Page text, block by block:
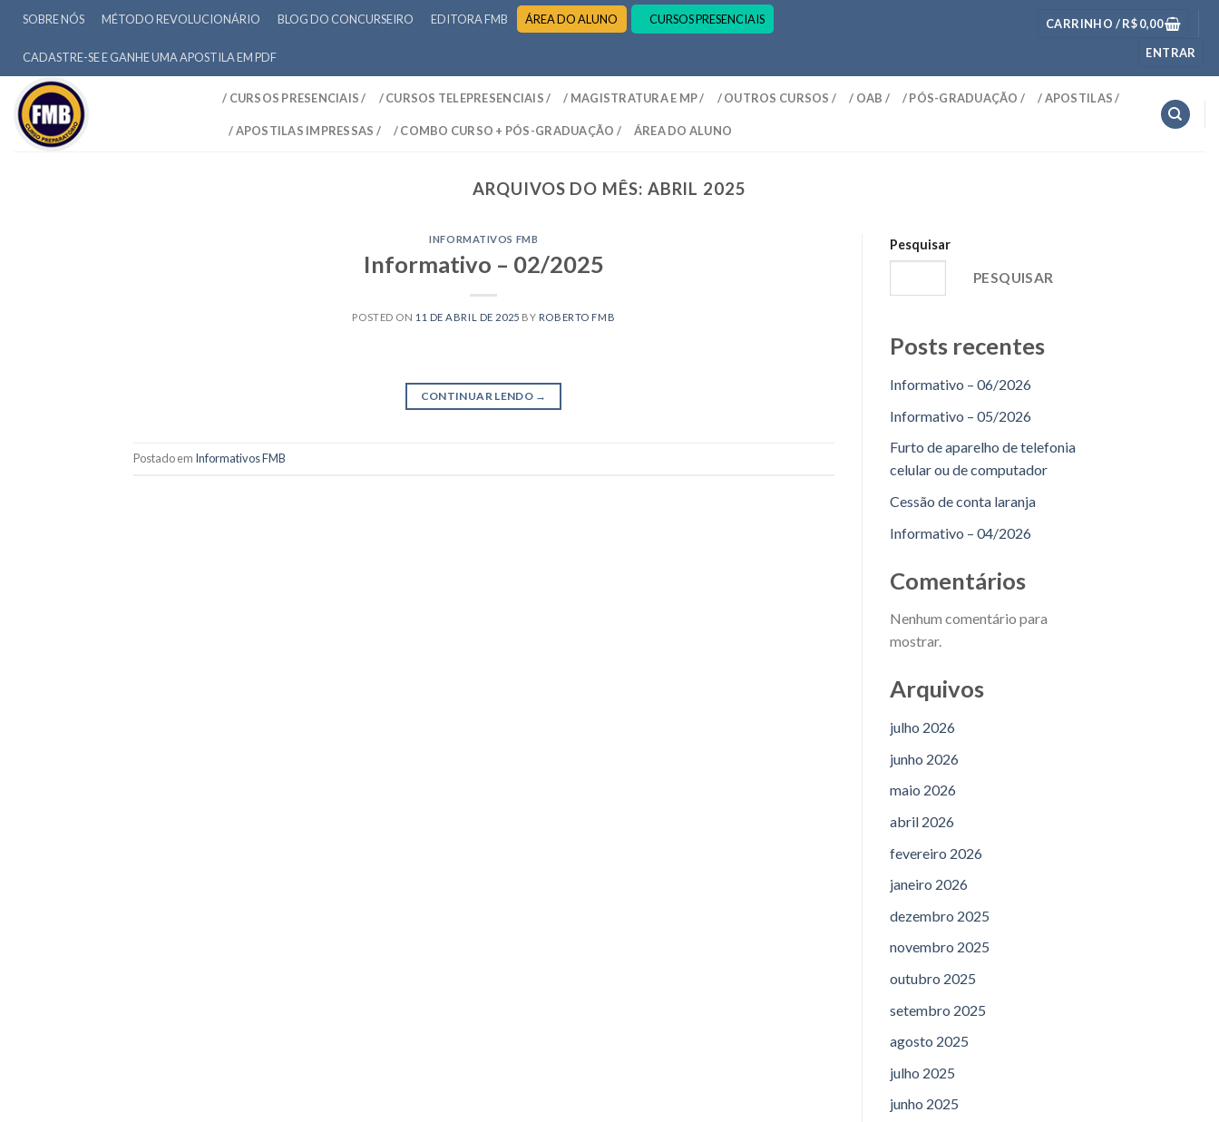
SOBRE NÓS MÉTODO REVOLUCIONÁRIO BLOG DO CONCURSEIRO EDITORA FMB ÁREA DO ALUNO CURSOS PRESENCIAIS
CADASTRE-SE E GANHE UMA APOSTILA EM PDF
CARRINHO /R$0,00
ENTRAR
/ CURSOS PRESENCIAIS / / CURSOS TELEPRESENCIAIS / / MAGISTRATURA E MP / / OUTROS CURSOS / / OAB / / PÓS-GRADUAÇÃO / / APOSTILAS /
/ APOSTILAS IMPRESSAS / / COMBO CURSO + PÓS-GRADUAÇÃO / ÁREA DO ALUNO
ARQUIVOS DO MÊS: ABRIL 2025
INFORMATIVOS FMB
Informativo – 02/2025
POSTED ON 11 DE ABRIL DE 2025 BY ROBERTO FMB
CONTINUAR LENDO →
Postado em Informativos FMB
Pesquisar
PESQUISAR
Posts recentes
Informativo – 06/2026
Informativo – 05/2026
Furto de aparelho de telefonia
celular ou de computador
Cessão de conta laranja
Informativo – 04/2026
Comentários
Nenhum comentário para
mostrar.
Arquivos
julho 2026
junho 2026
maio 2026
abril 2026
fevereiro 2026
janeiro 2026
dezembro 2025
novembro 2025
outubro 2025
setembro 2025
agosto 2025
julho 2025
junho 2025